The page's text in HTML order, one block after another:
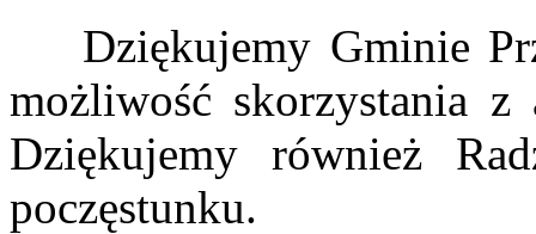
Dziękujemy Gminie
możliwość skorzystania
Dziękujemy również
poczęstunku.